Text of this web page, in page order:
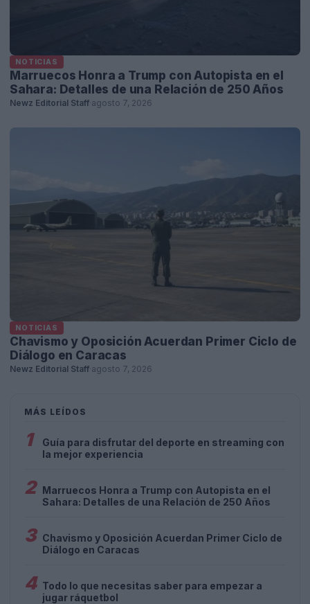
NOTICIAS
Marruecos Honra a Trump con Autopista en el
Sahara: Detalles de una Relación de 250 Años
Newz Editorial Staff agosto 7, 2026
NOTICIAS
Chavismo y Oposición Acuerdan Primer Ciclo de
Diálogo en Caracas
Newz Editorial Staff agosto 7, 2026
MÁS LEÍDOS
1
Guía para disfrutar del deporte en streaming con
la mejor experiencia
2 Marruecos Honra a Trump con Autopista en el
Sahara: Detalles de una Relación de 250 Años
3 Chavismo y Oposición Acuerdan Primer Ciclo de
Diálogo en Caracas
4 Todo lo que necesitas saber para empezar a
jugar ráquetbol